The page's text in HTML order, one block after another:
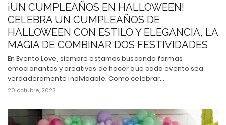
¡UN CUMPLEAÑOS EN HALLOWEEN!
CELEBRA UN CUMPLEAÑOS DE
HALLOWEEN CON ESTILO Y ELEGANCIA, LA
MAGIA DE COMBINAR DOS FESTIVIDADES
En Evento Love, siempre estamos buscando formas
emocionantes y creativas de hacer que cada evento sea
verdaderamente inolvidable. Como celebrar…
20 octubre, 2023